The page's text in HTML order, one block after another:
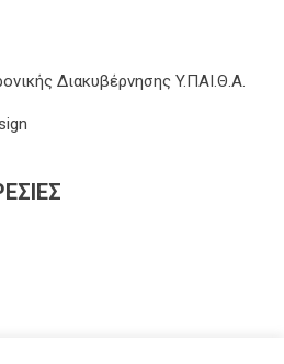
Διακυβέρνησης Y.ΠΑΙ.Θ.Α.